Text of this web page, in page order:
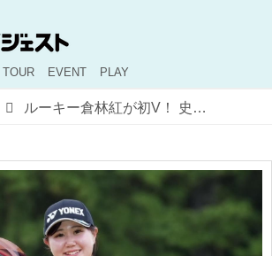
TOUR EVENT PLAY
ルーキー倉林紅が初V！ 史上最多7人のプレーオフになった資生堂・JALレディスオープンの激闘を振り返る【国内女子ツアー】